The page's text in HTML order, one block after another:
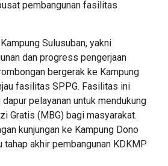
pembangunan fasilitas
Sulusuban, yakni
dan progress pengerjaan
bergerak ke Kampung
fasilitas SPPG. Fasilitas ini
pelayanan untuk mendukung
Gratis (MBG) bagi masyarakat.
kunjungan ke Kampung Dono
tahap akhir pembangunan KDKMP